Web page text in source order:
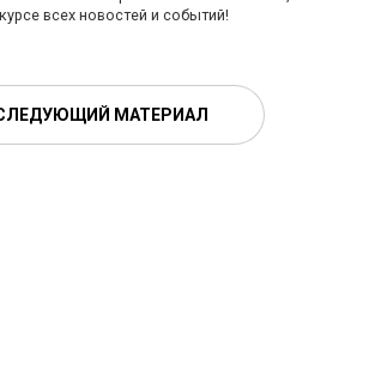
всех новостей и событий!
МАТЕРИАЛ